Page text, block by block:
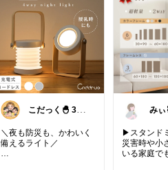
こだっく🐣 3児
＼夜も防災も、かわいく
備えるライト／
みぃ
アイ
▶スタンド
災害時や小
いる家庭で